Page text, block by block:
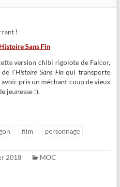
!
version chibi rigolote de Falcor,
l’Histoire Sans Finqui transporte
pris un méchant coup de vieux
jeunesse !).
film personnage
2018
MOC